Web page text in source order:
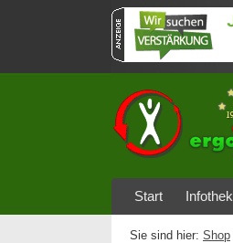
Start Infothek
Sie sind hier: Shop